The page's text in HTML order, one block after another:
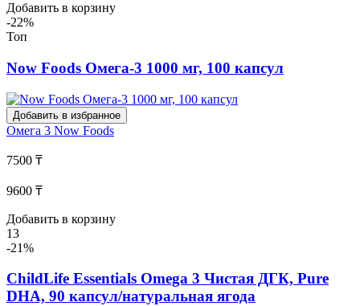
Добавить в корзину
-22%
Топ
Now Foods Омега-3 1000 мг, 100 капсул
Добавить в избранное
Омега 3 Now Foods
7500 ₸
9600 ₸
Добавить в корзину
13
-21%
ChildLife Essentials Omega 3 Чистая ДГК, Pure
DHA, 90 капсул/натуральная ягода